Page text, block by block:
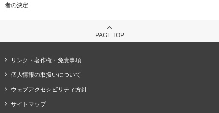
者の決定
PAGE TOP
リンク・著作権・免責事項
個人情報の取扱いについて
ウェブアクセシビリティ方針
サイトマップ